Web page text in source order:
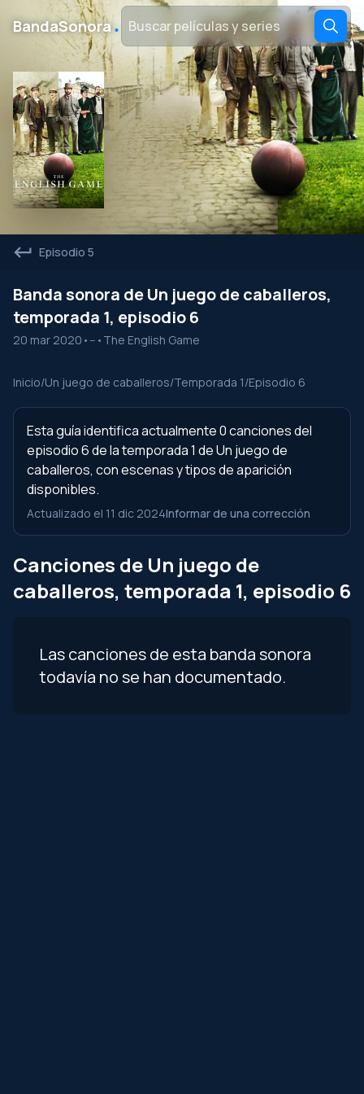
BandaSonora․
Episodio 5
Banda sonora de Un juego de caballeros,
temporada 1, episodio 6
20 mar 2020 • -- • The English Game
Inicio/Un juego de caballeros/Temporada 1/Episodio 6
Esta guía identifica actualmente 0 canciones del
episodio 6 de la temporada 1 de Un juego de
caballeros, con escenas y tipos de aparición
disponibles.
Actualizado el 11 dic 2024Informar de una corrección
Canciones de Un juego de
caballeros, temporada 1, episodio 6
Las canciones de esta banda sonora
todavía no se han documentado.